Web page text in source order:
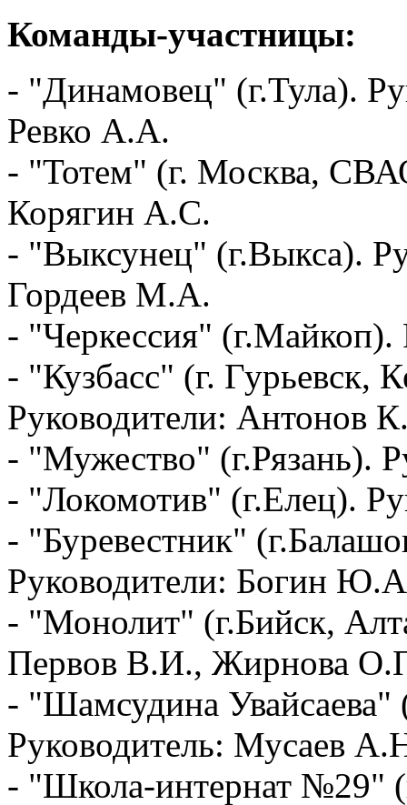
Команды-участницы:
- "Динамовец" (г.Тула).
Ревко А.А.
- "Тотем" (г. Москва,
Корягин А.С.
- "Выксунец" (г.Выкса).
Гордеев М.А.
- "Черкессия"
- "Кузбасс" (г. Гурьевск,
Руководители: Антонов
- "Мужество" (г.Рязань).
- "Локомотив" (г.Елец).
- "Буревестник"
Руководители: Богин
- "Монолит" (г.Бийск,
Первов В.И., Жирнова
- "Шамсудина Увайсаева"
Руководитель: Мусаев
- "Школа-интернат №29"